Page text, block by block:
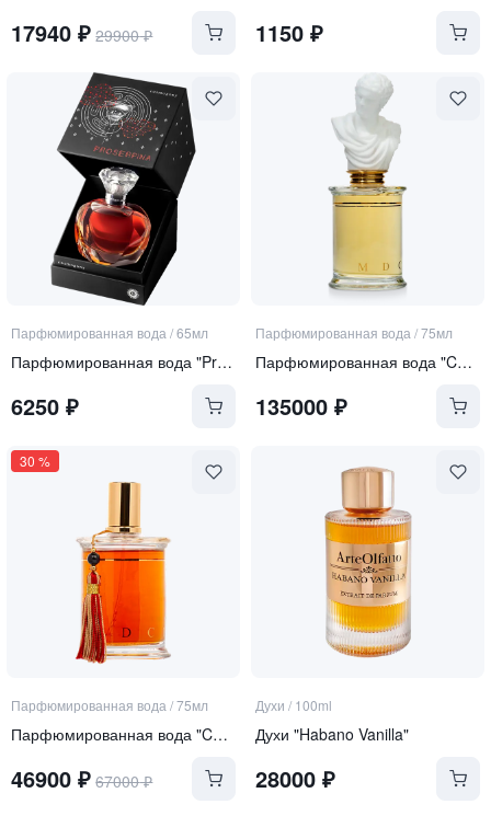
17940 ₽ 29900₽ 1150₽
Парфюмированная вода /65мл
Парфюмированная вода "Proserpina"
6250 ₽
Парфюмированная вода /75мл
Парфюмированная вода "Chypre Palatin"
135000₽
30 %
Парфюмированная вода/75мл
Парфюмированная вода "Chypre Palatin"
46900 ₽ 67000₽
Духи / 100ml
Духи "Habano Vanilla"
28000₽